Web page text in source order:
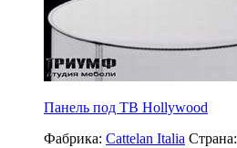
Панель под ТВ Hollywood
Фабрика: Cattelan Italia Страна: